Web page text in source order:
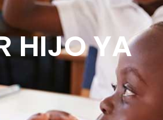
HIJO YA